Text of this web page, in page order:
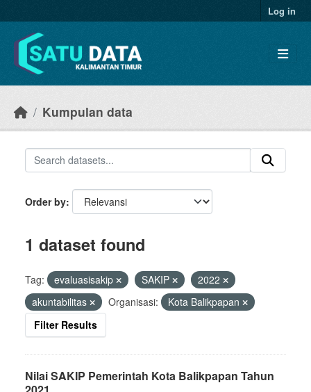
Log in
Kumpulan data
Order by
1 dataset found
Tag: evaluasisakip SAKIP
2022
akuntabilitas
Organisasi:
Kota Balikpapan
Filter Results
Nilai SAKIP Pemerintah Kota Balikpapan Tahun